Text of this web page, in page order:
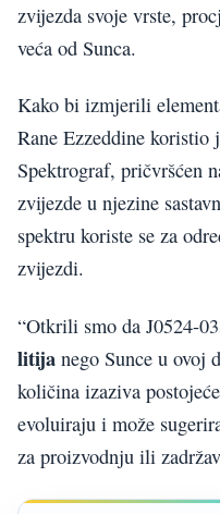
zvijezda svoje vrste,
veća od Sunca.
Kako bi izmjerili
Rane Ezzeddine koristio
Spektrograf, pričvršćen
zvijezde u njezine
spektru koriste se za
zvijezdi.
“Otkrili smo da J0524-
litija nego Sunce u ovoj
količina izaziva
evoluiraju i može
za proizvodnju ili